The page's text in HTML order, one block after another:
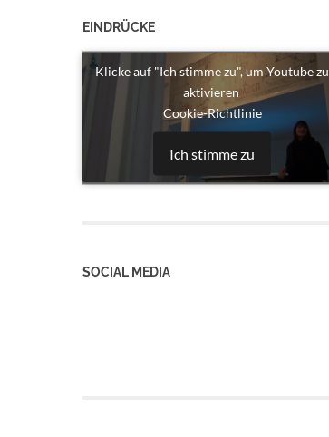
EINDRÜCKE
Klicke auf "Ich stimme zu", um Youtube zu
aktivieren
Cookie-Richtlinie
Ich stimme zu
SOCIAL MEDIA